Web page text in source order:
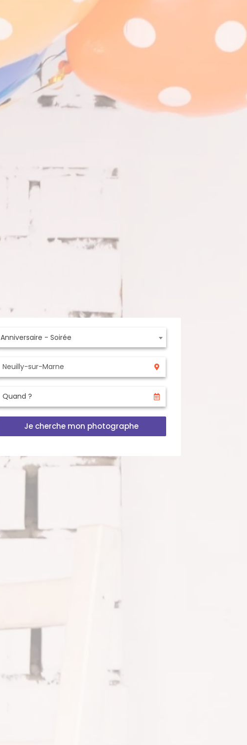
Anniversaire - Soirée
Je cherche mon photographe